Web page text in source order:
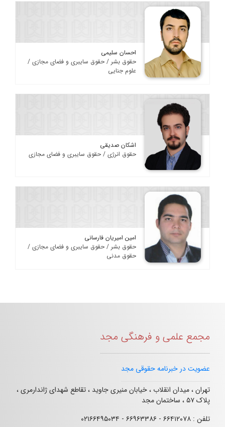
احسان سلیمی
حقوق بشر / حقوق سایبری و فضای مجازی /
علوم جنایی
اشکان صدیقی
حقوق انرژی / حقوق سایبری و فضای مجازی
امین امیریان فارسانی
حقوق بشر / حقوق سایبری و فضای مجازی /
حقوق مدنی
مجمع علمی و فرهنگی مجد
عضویت در خبرنامه حقوقی مجد
تهران ، میدان انقلاب ، خیابان منیری جاوید ، تقاطع شهدای ژاندارمری ،
پلاک ۵۷ ، ساختمان مجد
تلفن : ۶۶۴۱۲۰۷۸ - ۶۶۹۶۳۳۸۶ - ۰۲۱۶۶۴۹۵۰۳۴